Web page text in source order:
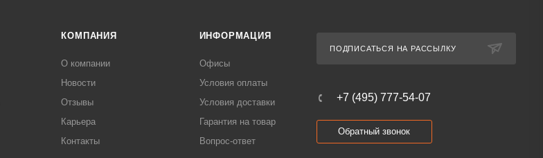
КОМПАНИЯ
О компании
Новости
Отзывы
Карьера
Контакты
ИНФОРМАЦИЯ
Офисы
Условия оплаты
Условия доставки
Гарантия на товар
Вопрос-ответ
ПОДПИСАТЬСЯ НА РАССЫЛКУ
+7 (495) 777-54-07
Обратный звонок